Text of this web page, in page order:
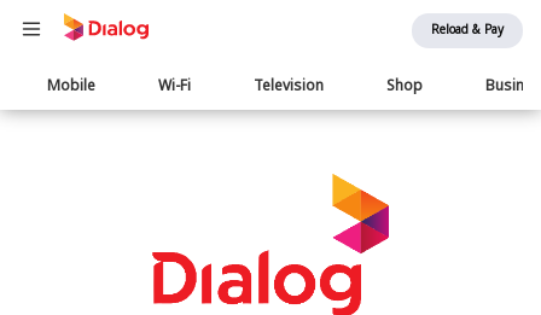
Reload & Pay
Main
navigation
Mobile Wi-Fi Television Shop